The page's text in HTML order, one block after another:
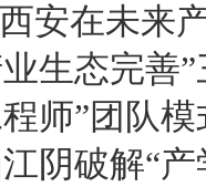
安在未来
生态完善
师”团队
阴破解“